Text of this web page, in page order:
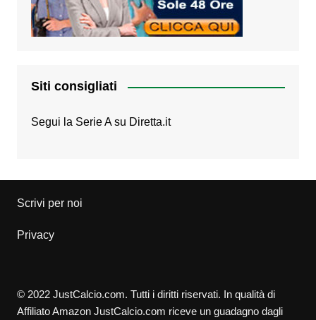
Siti consigliati
Segui la Serie A su Diretta.it
Scrivi per noi
Privacy
© 2022 JustCalcio.com. Tutti i diritti riservati. In qualità di
Affiliato Amazon JustCalcio.com riceve un guadagno dagli